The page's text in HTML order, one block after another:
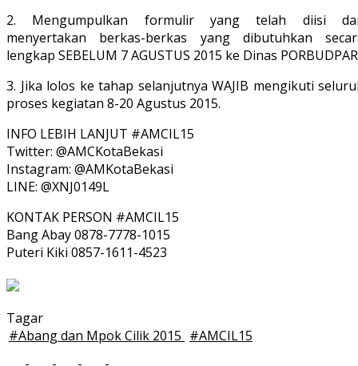
2. Mengumpulkan formulir yang telah diisi
menyertakan berkas-berkas yang dibutuhkan
lengkap SEBELUM 7 AGUSTUS 2015 ke Dinas
3. Jika lolos ke tahap selanjutnya WAJIB mengikuti
proses kegiatan 8-20 Agustus 2015.
INFO LEBIH LANJUT #AMCIL15
Twitter: @AMCKotaBekasi
Instagram: @AMKotaBekasi
LINE: @XNJ0149L
KONTAK PERSON #AMCIL15
Bang Abay 0878-7778-1015
Puteri Kiki 0857-1611-4523
Tagar
#Abang dan Mpok Cilik 2015 #AMCIL15